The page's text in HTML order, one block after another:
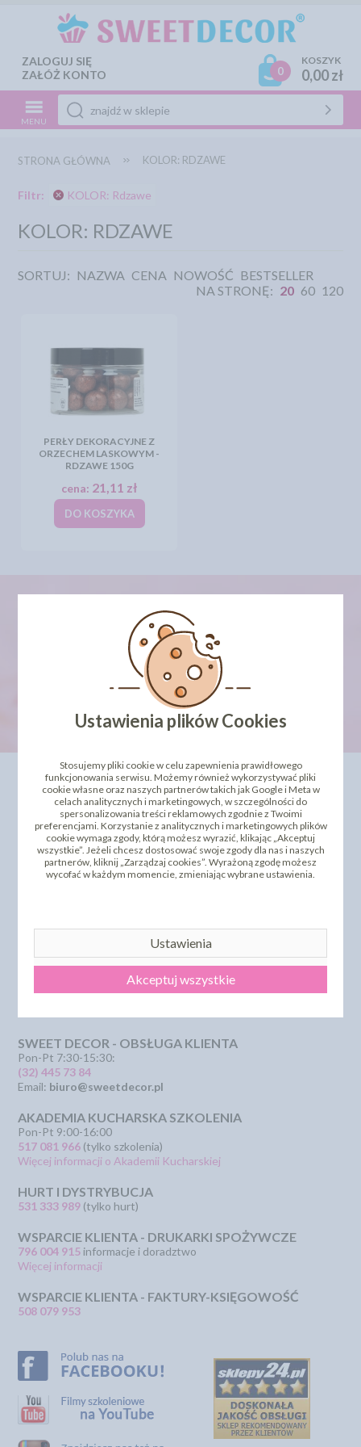
ZALOGUJ SIĘ
ZAŁÓŻ KONTO
0
KOSZYK
0,00 zł
MENU
STRONA GŁÓWNA KOLOR: RDZAWE
Filtr: KOLOR: Rdzawe
KOLOR: RDZAWE
SORTUJ: NAZWA CENA NOWOŚĆ BESTSELLER
NA STRONĘ: 20 60 120
PERŁY DEKORACYJNE Z
ORZECHEM LASKOWYM -
RDZAWE 150G
cena: 21,11 zł
DO KOSZYKA
newsletter
INFORMACJE
Kontakt
Dostawa i koszty wysyłki
Regulamin
Strona główna
Odbiór osobisty
Polityka Prywatności
Certyfikaty i Dokumentacje
KSeF
Pliki pomocy technicznej
OFERTA
Dla Biznesu
Szkolenia i kursy
Bestseller
Polecamy
Sklepy partnerskie
PROMOCJA - krótki termin
SWEET DECOR - OBSŁUGA KLIENTA
Pon-Pt 7:30-15:30:
(32) 445 73 84
Email: biuro@sweetdecor.pl
AKADEMIA KUCHARSKA SZKOLENIA
Pon-Pt 9:00-16:00
517 081 966 (tylko szkolenia)
Więcej informacji o Akademii Kucharskiej
HURT I DYSTRYBUCJA
531 333 989 (tylko hurt)
WSPARCIE KLIENTA - DRUKARKI SPOŻYWCZE
796 004 915 informacje i doradztwo
Więcej informacji
WSPARCIE KLIENTA - FAKTURY-KSIĘGOWOŚĆ
508 079 953
Ustawienia plików Cookies
Stosujemy pliki cookie w celu zapewnienia prawidłowego
funkcjonowania serwisu. Możemy również wykorzystywać pliki
cookie własne oraz naszych partnerów takich jak Google i Meta w
celach analitycznych i marketingowych, w szczególności do
spersonalizowania treści reklamowych zgodnie z Twoimi
preferencjami. Korzystanie z analitycznych i marketingowych plików
cookie wymaga zgody, którą możesz wyrazić, klikając „Akceptuj
wszystkie”. Jeżeli chcesz dostosować swoje zgody dla nas i naszych
partnerów, kliknij „Zarządzaj cookies”. Wyrażoną zgodę możesz
wycofać w każdym momencie, zmieniając wybrane ustawienia.
Ustawienia
Akceptuj wszystkie